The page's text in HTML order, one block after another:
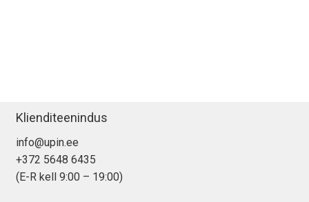
Klienditeenindus
info@upin.ee
+372 5648 6435
(E-R kell 9:00 – 19:00)